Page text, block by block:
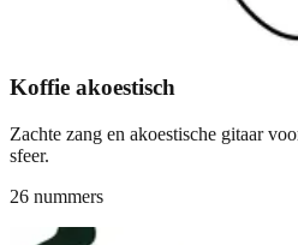
Koffie akoestisch
Zachte zang en akoestische gitaar
sfeer.
26 nummers